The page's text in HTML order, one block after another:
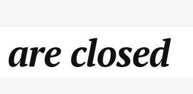
closed